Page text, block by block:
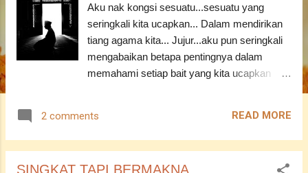
Aku nak kongsi sesuatu...sesuatu yang
seringkali kita ucapkan... Dalam mendirikan
tiang agama kita... Jujur...aku pun seringkali
mengabaikan betapa pentingnya dalam
memahami setiap bait yang kita ucapkan
---- Dalam tidak sedar...s etiap hari kita
memohon di dalam solat kita...tetapi
2 comments READ MORE
SINGKAT TAPI BERMAKNA